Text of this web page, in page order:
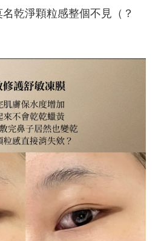
乾淨顆粒感整個不見（？